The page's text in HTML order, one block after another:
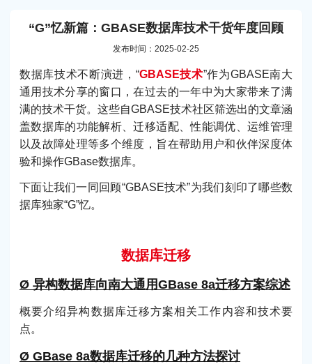
“G”忆新篇：GBASE数据库技术干货年度回顾
发布时间：2025-02-25
数据库技术不断演进，“GBASE技术”作为GBASE南大
通用技术分享的窗口，在过去的一年中为大家带来了满
满的技术干货。这些自GBASE技术社区筛选出的文章涵
盖数据库的功能解析、迁移适配、性能调优、运维管理
以及故障处理等多个维度，旨在帮助用户和伙伴深度体
验和操作GBase数据库。
下面让我们一同回顾“GBASE技术”为我们刻印了哪些数
据库独家“G”忆。
数据库迁移
Ø 异构数据库向南大通用GBase 8a迁移方案综述
概要介绍异构数据库迁移方案相关工作内容和技术要
点。
Ø GBase 8a数据库迁移的几种方法探讨